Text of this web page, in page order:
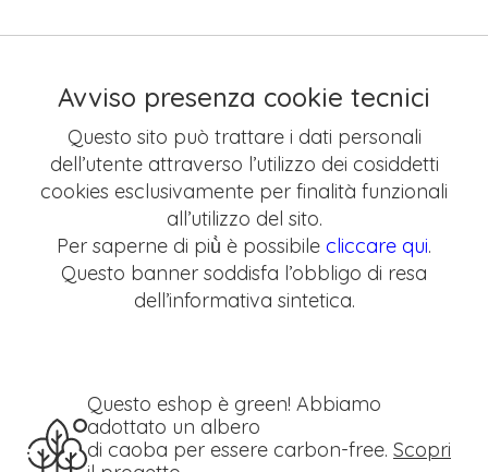
Avviso presenza cookie tecnici
Questo sito può trattare i dati personali
dell’utente attraverso l’utilizzo dei cosiddetti
cookies esclusivamente per finalità funzionali
all’utilizzo del sito.
Per saperne di più̀ è possibile cliccare qui.
Questo banner soddisfa l’obbligo di resa
dell’informativa sintetica.
Questo eshop è green! Abbiamo
adottato un albero
di caoba per essere carbon-free. Scopri